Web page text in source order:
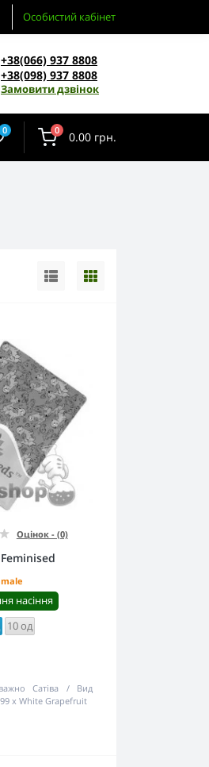
Особистий кабінет
+38(066) 937 8808
+38(098) 937 8808
Замовити дзвінок
0 0 0.00 грн.
Оцінок - (0)
насіння
10 од
Сатіва
Вид
x White Grapefruit